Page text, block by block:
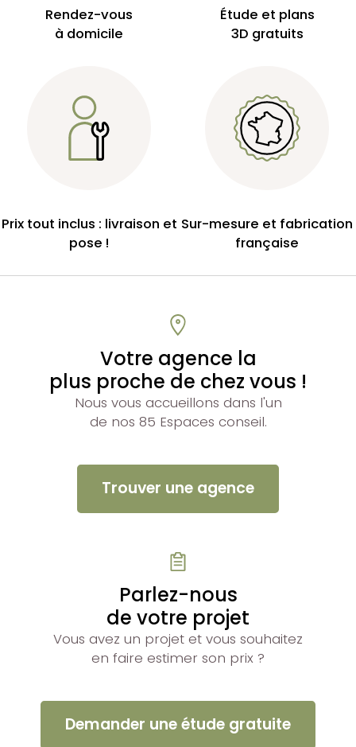
Rendez-vous
à domicile
Étude et plans
3D gratuits
Prix tout inclus : livraison et
pose !
Sur-mesure et fabrication
française
Votre agence la
plus proche de chez vous !
Nous vous accueillons dans l'un
de nos 85 Espaces conseil.
Trouver une agence
Parlez-nous
de votre projet
Vous avez un projet et vous souhaitez
en faire estimer son prix ?
Demander une étude gratuite